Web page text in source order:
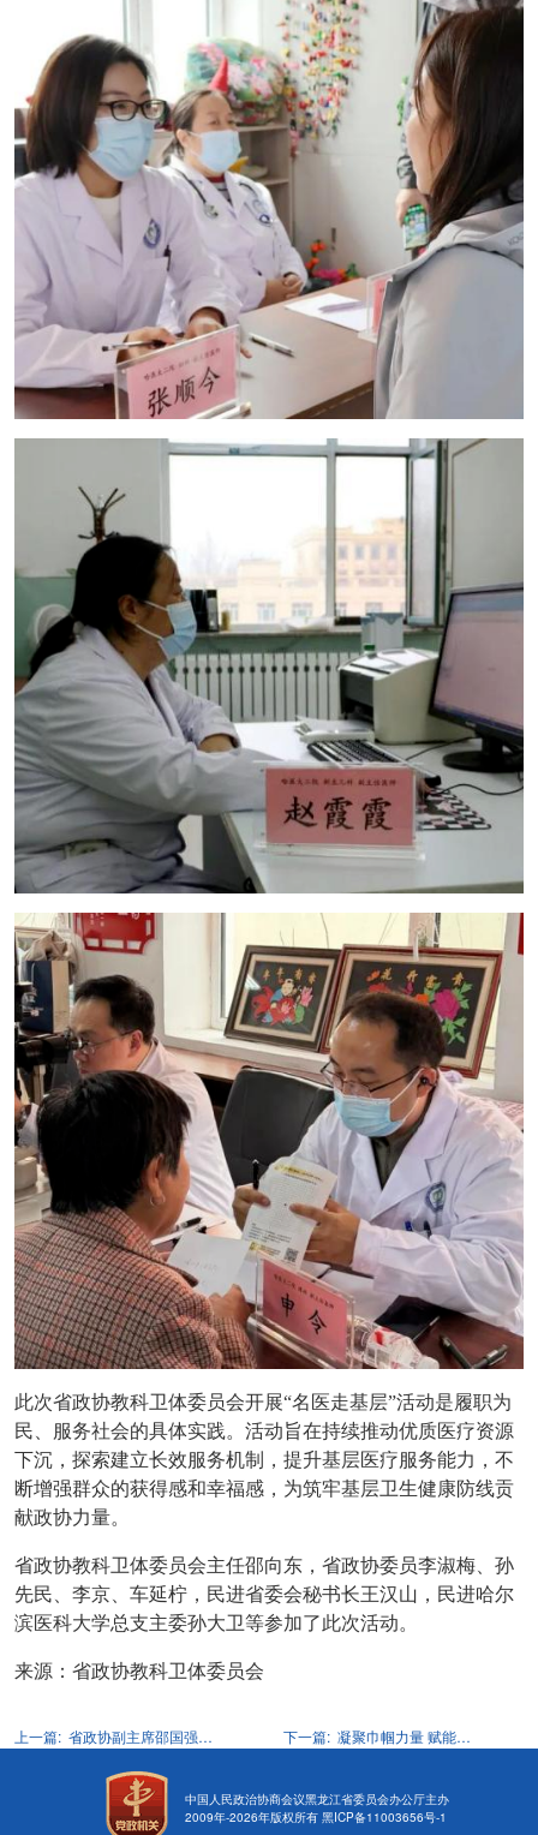
此次省政协教科卫体委员会开展“名医走基层”活动是履职为
民、服务社会的具体实践。活动旨在持续推动优质医疗资源
下沉，探索建立长效服务机制，提升基层医疗服务能力，不
断增强群众的获得感和幸福感，为筑牢基层卫生健康防线贡
献政协力量。
省政协教科卫体委员会主任邵向东，省政协委员李淑梅、孙
先民、李京、车延柠，民进省委会秘书长王汉山，民进哈尔
滨医科大学总支主委孙大卫等参加了此次活动。
来源：省政协教科卫体委员会
上一篇: 省政协副主席邵国强带队就文化文史和学习委员会民主监督议题开展考察调研 下一篇: 凝聚巾帼力量 赋能创新创业 省政协工青妇界别委员赴省女创业者协会调研
中国人民政治协商会议黑龙江省委员会办公厅主办
2009年-2026年版权所有 黑ICP备11003656号-1